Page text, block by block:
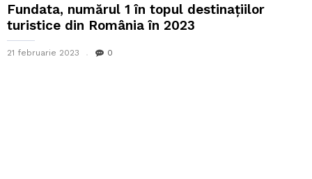
Fundata, numărul 1 în topul destinațiilor
turistice din România în 2023
21 februarie 2023 0